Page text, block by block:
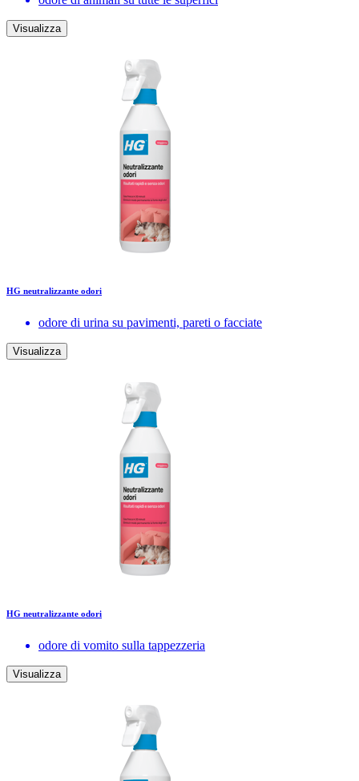
Visualizza
HG neutralizzante odori
odore di urina su pavimenti, pareti o facciate
Visualizza
HG neutralizzante odori
odore di vomito sulla tappezzeria
Visualizza